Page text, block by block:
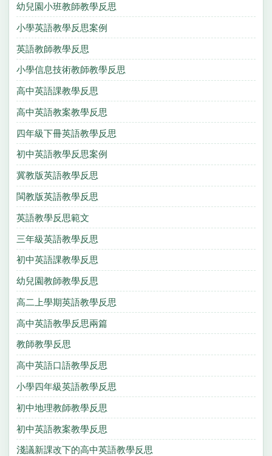
幼兒園小班教師教學反思
小學英語教學反思案例
英語教師教學反思
小學信息技術教師教學反思
高中英語課教學反思
高中英語教案教學反思
四年級下冊英語教學反思
初中英語教學反思案例
冀教版英語教學反思
閩教版英語教學反思
英語教學反思範文
三年級英語教學反思
初中英語課教學反思
幼兒園教師教學反思
高二上學期英語教學反思
高中英語教學反思兩篇
教師教學反思
高中英語口語教學反思
小學四年級英語教學反思
初中地理教師教學反思
初中英語教案教學反思
淺議新課改下的高中英語教學反思